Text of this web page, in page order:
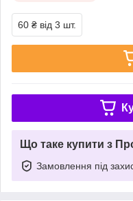
60 ₴ від 3 шт.
Що таке купити з
Замовлення під